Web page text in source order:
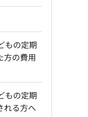
もの定期
方の費用
もの定期
れる方へ